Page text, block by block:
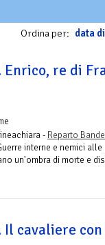
Ordina per: data
re di
- Reparto
interne e nemici alle
un'ombra di morte e
cavaliere con